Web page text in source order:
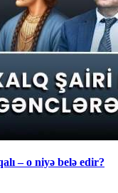
– o niyə belə edir?